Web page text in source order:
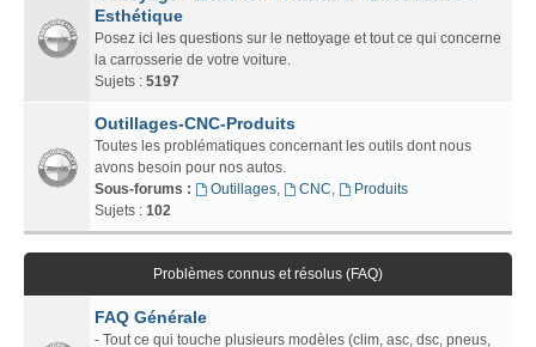
Esthétique
Posez ici les questions sur le nettoyage et tout ce qui concerne
la carrosserie de votre voiture.
Sujets : 5197
Outillages-CNC-Produits
Toutes les problématiques concernant les outils dont nous
avons besoin pour nos autos.
Sous-forums :
Outillages, CNC,
Produits
Sujets : 102
Problèmes connus et résolus (FAQ)
FAQ Générale
- Tout ce qui touche plusieurs modèles (clim, asc, dsc, pneus,